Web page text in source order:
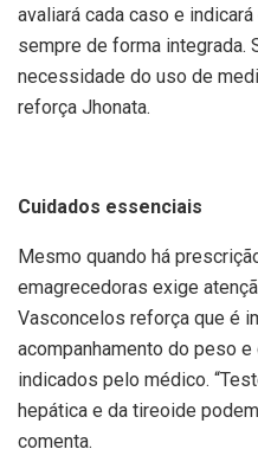
avaliará cada caso e
sempre de forma integrada.
necessidade do uso de
reforça Jhonata.
Cuidados essenciais
Mesmo quando há
emagrecedoras exige
Vasconcelos reforça que é
acompanhamento do peso
indicados pelo médico.
hepática e da tireoide
comenta.